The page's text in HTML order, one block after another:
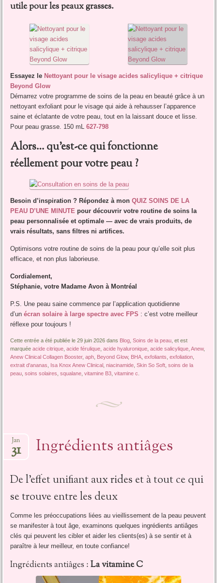
utile pour les peaux grasses.
Essayez le Nettoyant pour le visage acides salicylique + citrique
Beyond Glow
Démarrez votre programme de soins de la peau en beauté grâce à un
nettoyant exfoliant pour le visage qui aide à rehausser l’apparence
saine et éclatante de votre peau, tout en la laissant douce et lisse.
Pour peau grasse. 150 mL627-798
Alors… qu’est-ce qui fonctionne
réellement pour votre peau ?
Besoin d’inspiration ? Répondez à monQUIZ SOINS DE LA
PEAU D’UNE MINUTE pour découvrir votre routine de soins la
peau personnalisée et optimale — avec de vrais produits, de
vrais résultats, sans filtres ni artifices.
Optimisons votre routine de soins de la peau pour qu’elle soit plus
efficace, et non plus laborieuse.
Cordialement,
Stéphanie, votre Madame Avon à Montréal
P.S. Une peau saine commence par l’application quotidienne
d’unécran solaire à large spectre avec FPS : c’est votre meilleur
réflexe pour toujours !
Cette entrée a été publiée le 29 juin 2026 dans Blog ,Soins de la peau , et est
marquéeacide citrique ,acide férulique ,acide hyaluronique ,acide salicylique ,Anew,
Anew Clinical Collagen Booster,aph Beyond Glow, BHA ,exfoliants ,exfoliation
extrait d'ananas
Isa Knox Anew Clinical ,niacinamide ,Skin So Soft ,soins de la
peau ,soins solaires ,squalane ,vitamine B3 ,vitamine c
Ingrédients antiâges
Jan
31
De l’effet unifiant aux rides et à tout ce qui
se trouve entre les deux
Comme les préoccupations liées au vieillissement de la peau peuvent
se manifester à tout âge, examinons quelques ingrédients antiâges
clés qui peuvent les cibler et aider les clients(es) à se sentir et à
paraître à leur meilleur, en toute confiance!
Ingrédients antiâges :La vitamine C